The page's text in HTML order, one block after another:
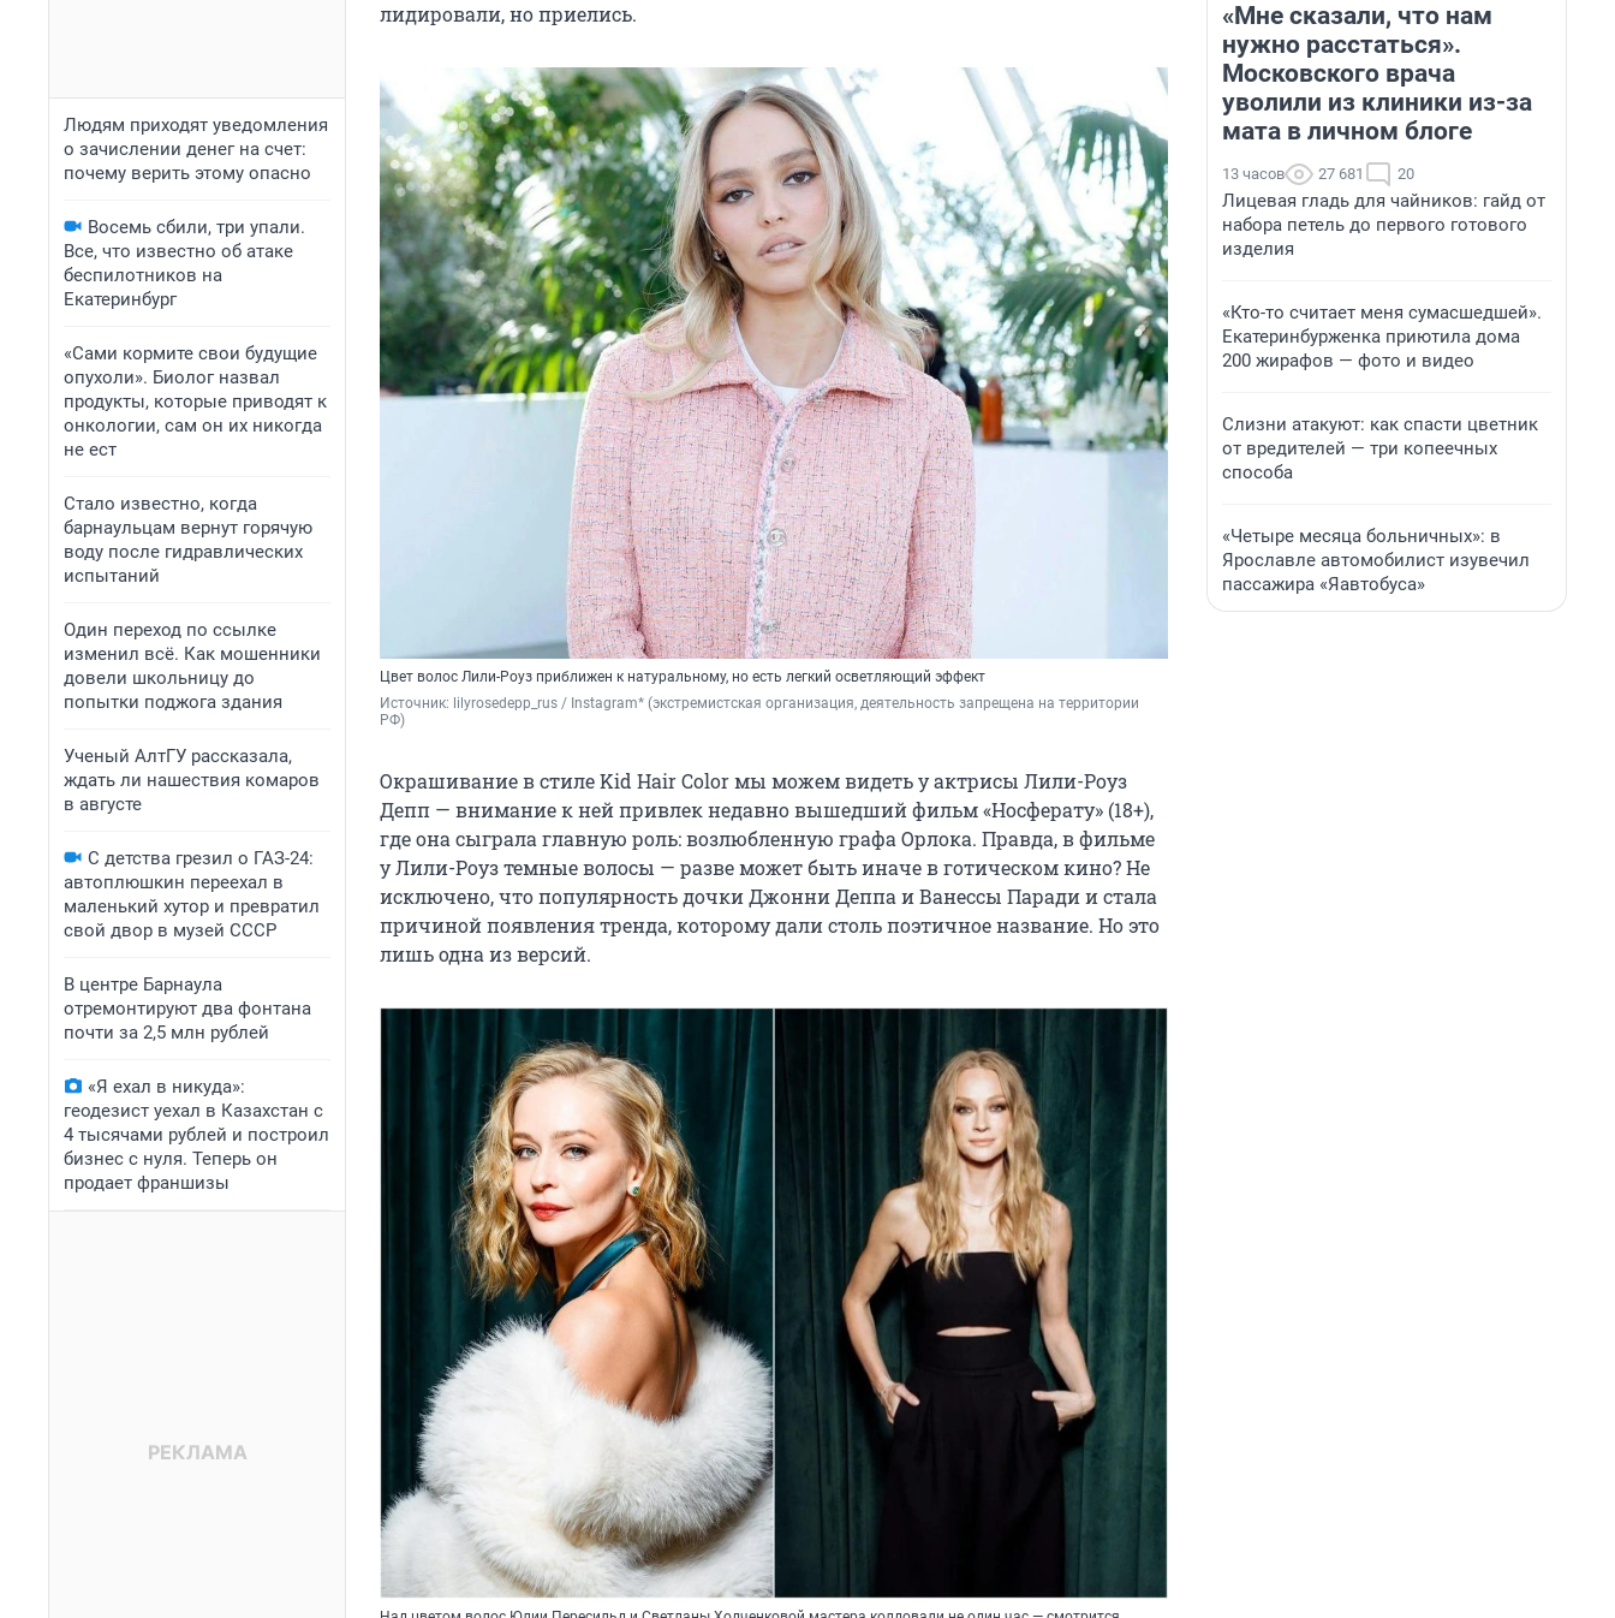
Людям приходят уведомления
о зачислении денег на счет:
почему верить этому опасно
Восемь сбили, три упали.
Все, что известно об атаке
беспилотников на
Екатеринбург
«Сами кормите свои будущие
опухоли». Биолог назвал
продукты, которые приводят к
онкологии, сам он их никогда
не ест
Стало известно, когда
барнаульцам вернут горячую
воду после гидравлических
испытаний
Один переход по ссылке
изменил всё. Как мошенники
довели школьницу до
попытки поджога здания
Ученый АлтГУ рассказала,
ждать ли нашествия комаров
в августе
С детства грезил о ГАЗ-24:
автоплюшкин переехал в
маленький хутор и превратил
свой двор в музей СССР
В центре Барнаула
отремонтируют два фонтана
почти за 2,5 млн рублей
«Я ехал в никуда»:
геодезист уехал в Казахстан с
4 тысячами рублей и построил
бизнес с нуля. Теперь он
продает франшизы
лидировали, но приелись.
Цвет волос Лили-Роуз приближен к натуральному, но есть легкий осветляющий эффект
Источник: lilyrosedepp_rus / Instagram* (экстремистская организация, деятельность запрещена на территории
РФ)
Окрашивание в стиле Kid Hair Color мы можем видеть у актрисы Лили-Роуз
Депп — внимание к ней привлек недавно вышедший фильм «Носферату» (18+),
где она сыграла главную роль: возлюбленную графа Орлока. Правда, в фильме
у Лили-Роуз темные волосы — разве может быть иначе в готическом кино? Не
исключено, что популярность дочки Джонни Деппа и Ванессы Паради и стала
причиной появления тренда, которому дали столь поэтичное название. Но это
лишь одна из версий.
«Мне сказали, что нам
нужно расстаться».
Московского врача
уволили из клиники из-за
мата в личном блоге
13 часов 27 681 20
Лицевая гладь для чайников: гайд от
набора петель до первого готового
изделия
«Кто-то считает меня сумасшедшей».
Екатеринбурженка приютила дома
200 жирафов — фото и видео
Слизни атакуют: как спасти цветник
от вредителей — три копеечных
способа
«Четыре месяца больничных»: в
Ярославле автомобилист изувечил
пассажира «Яавтобуса»